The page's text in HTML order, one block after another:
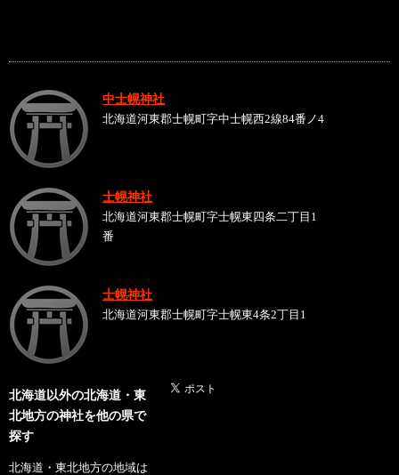
中士幌神社
北海道河東郡士幌町字中士幌西2線84番ノ4
士幌神社
北海道河東郡士幌町字士幌東四条二丁目1
番
士幌神社
北海道河東郡士幌町字士幌東4条2丁目1
北海道以外の北海道・東
北地方の神社を他の県で
探す
北海道・東北地方の地域は